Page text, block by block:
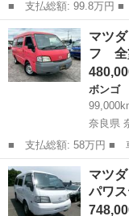
■ 支払総額: 99.8万円 ■ 車両本体価格： 848,000 円 ■ メーカー
名： マツダ ■ 車種名
Ｘ ダンプ ４ＷＤ エ
バック ＥＴＣ...
兵庫 加古川市
マツ
フ 全
ボンゴ
奈良県
■ 支払総額: 58万円 ■ 車両本体価格： 480,000 円 ■ メーカー
名： マツダ ■ 車種名
ーＤＸ ハイルーフ 全
ア ■ 排気量：...
奈良 奈良市 ボン
マツ
パワ